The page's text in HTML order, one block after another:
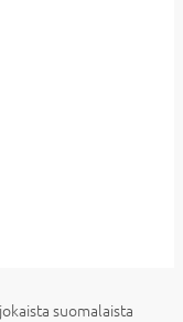
suomalaista